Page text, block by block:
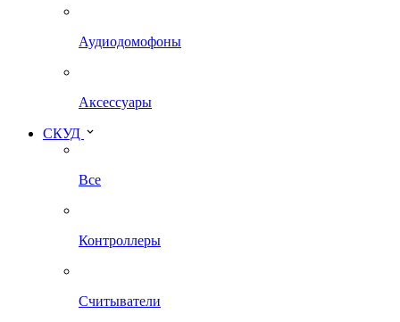
Аудиодомофоны
Аксессуары
СКУД
Все
Контроллеры
Считыватели